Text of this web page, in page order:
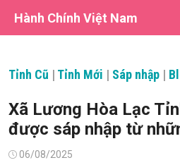
Hành Chính Việt Nam
Tỉnh Cũ | Tỉnh Mới | Sáp nhập |
Xã Lương Hòa Lạc
được sáp nhập từ
Đăng06/08/2025